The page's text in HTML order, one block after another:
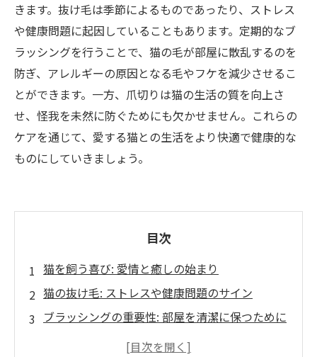
きます。抜け毛は季節によるものであったり、ストレス
や健康問題に起因していることもあります。定期的なブ
ラッシングを行うことで、猫の毛が部屋に散乱するのを
防ぎ、アレルギーの原因となる毛やフケを減少させるこ
とができます。一方、爪切りは猫の生活の質を向上さ
せ、怪我を未然に防ぐためにも欠かせません。これらの
ケアを通じて、愛する猫との生活をより快適で健康的な
ものにしていきましょう。
目次
猫を飼う喜び: 愛情と癒しの始まり
猫の抜け毛: ストレスや健康問題のサイン
ブラッシングの重要性: 部屋を清潔に保つために
爪切りの必要性: 猫の生活をより快適に